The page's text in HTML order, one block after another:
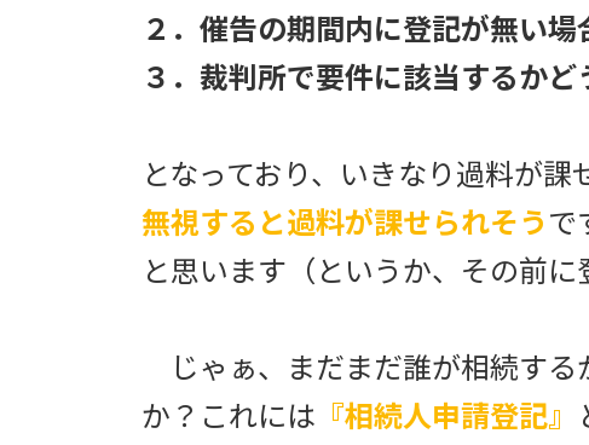
２．催告の期間内に登記が無い
３．裁判所で要件に該当するかど
となっており、いきなり過料が課
無視すると過料が課せられそう で
と思います（というか、その前に
じゃぁ、まだまだ誰が相続する
か？これには 『相続人申請登記』